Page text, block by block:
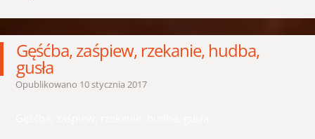
Gęśćba, zaśpiew, rzekanie, hudba,
gusła
Opublikowano 10 stycznia 2017